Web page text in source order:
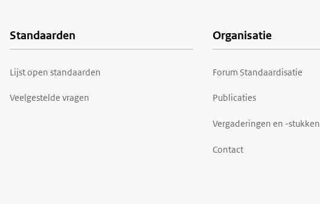
Voet
Standaarden
Lijst open standaarden
Veelgestelde vragen
Organisatie
Forum Standaardisatie
Publicaties
Vergaderingen en -stukken
Contact